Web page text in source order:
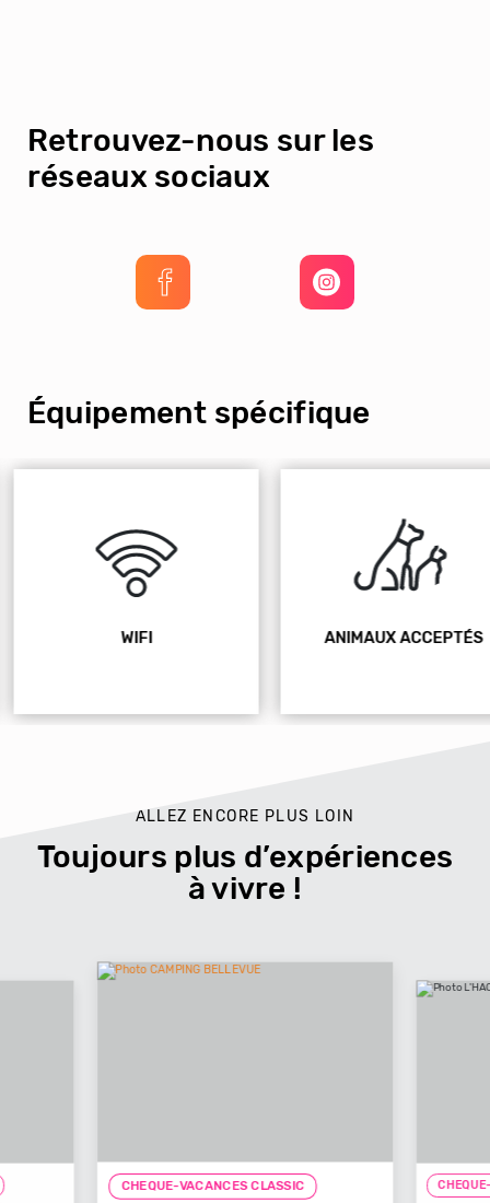
Équipement spécifique
WIFI ANIMAUX ACCEPTÉS
Retrouvez-nous sur les
réseaux sociaux
ALLEZ ENCORE PLUS LOIN
Toujours plus d’expériences
à vivre !
CHEQUE-VACANCES CLASSIC